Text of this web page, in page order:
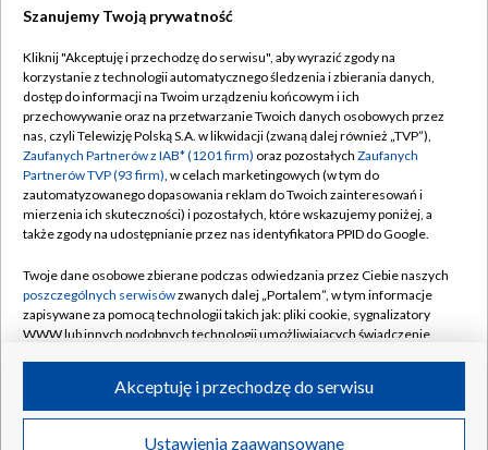
TVP
Abonament TVP
Emisja w TVP
Centrum informacji TVP
Naziemna Telewizja Cyfrowa
Rada Programowa
System NOS
Informacje o nadawcy
Program dla prasy
Regulamin TVP
Polityka prywatności
Moje zgody
Pomoc
Kontakt
Kanały
©2026 Telewizja Polska S.A. w likwidacji
Szanujemy Twoją prywatność
Kliknij "Akceptuję i przechodzę do serwisu", aby wyrazić zgody na
korzystanie z technologii automatycznego śledzenia i zbierania danych,
dostęp do informacji na Twoim urządzeniu końcowym i ich
przechowywanie oraz na przetwarzanie Twoich danych osobowych przez
nas, czyli Telewizję Polską S.A. w likwidacji (zwaną dalej również „TVP”),
Zaufanych Partnerów z IAB* (1201 firm) oraz pozostałych Zaufanych
Partnerów TVP (93 firm), w celach marketingowych (w tym do
zautomatyzowanego dopasowania reklam do Twoich zainteresowań i
mierzenia ich skuteczności) i pozostałych, które wskazujemy poniżej, a
także zgody na udostępnianie przez nas identyfikatora PPID do Google.
Twoje dane osobowe zbierane podczas odwiedzania przez Ciebie naszych
poszczególnych serwisówzwanych dalej „Portalem”, w tym informacje
zapisywane za pomocą technologii takich jak: pliki cookie, sygnalizatory
WWW lub innych podobnych technologii umożliwiających świadczenie
ruchu w Internecie.
Twoje dane osobowe zbierane podczas odwiedzania przez Ciebie
Ustawienia zaawansowane
Akceptuję i przechodzę do serwisu